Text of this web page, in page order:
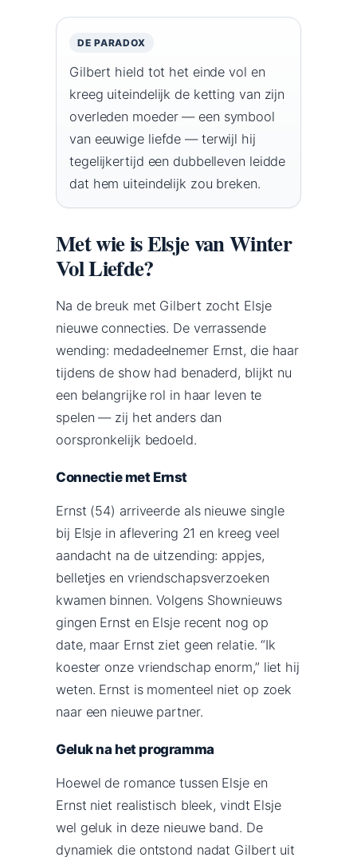
DE PARADOX
Gilbert hield tot het einde vol en
kreeg uiteindelijk de ketting van zijn
overleden moeder — een symbool
van eeuwige liefde — terwijl hij
tegelijkertijd een dubbelleven leidde
dat hem uiteindelijk zou breken.
Met wie is Elsje van Winter
Vol Liefde?
Na de breuk met Gilbert zocht Elsje
nieuwe connecties. De verrassende
wending: medadeelnemer Ernst, die haar
tijdens de show had benaderd, blijkt nu
een belangrijke rol in haar leven te
spelen — zij het anders dan
oorspronkelijk bedoeld.
Connectie met Ernst
Ernst (54) arriveerde als nieuwe single
bij Elsje in aflevering 21 en kreeg veel
aandacht na de uitzending: appjes,
belletjes en vriendschapsverzoeken
kwamen binnen. Volgens Shownieuws
gingen Ernst en Elsje recent nog op
date, maar Ernst ziet geen relatie. “Ik
koester onze vriendschap enorm,” liet hij
weten. Ernst is momenteel niet op zoek
naar een nieuwe partner.
Geluk na het programma
Hoewel de romance tussen Elsje en
Ernst niet realistisch bleek, vindt Elsje
wel geluk in deze nieuwe band. De
dynamiek die ontstond nadat Gilbert uit